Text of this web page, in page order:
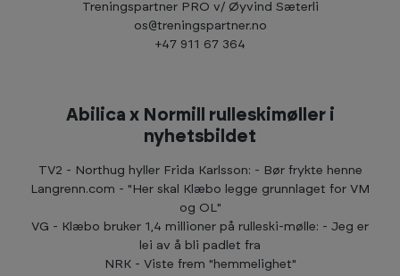
Treningspartner PRO v/ Øyvind Sæterli
os@treningspartner.no
+47 911 67 364
Abilica x Normill rulleskimøller i
nyhetsbildet
TV2 - Northug hyller Frida Karlsson: - Bør frykte henne
Langrenn.com - "Her skal Klæbo legge grunnlaget for VM
og OL"
VG - Klæbo bruker 1,4 millioner på rulleski-mølle: - Jeg er
lei av å bli padlet fra
NRK - Viste frem "hemmelighet"